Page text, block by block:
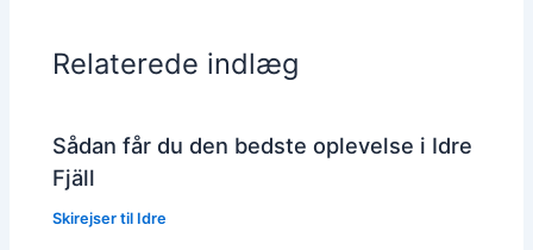
Relaterede indlæg
Sådan får du den bedste oplevelse i Idre
Fjäll
Skirejser til Idre